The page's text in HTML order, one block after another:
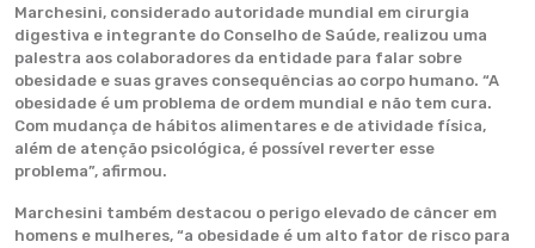
Marchesini, considerado autoridade mundial em cirurgia
digestiva e integrante do Conselho de Saúde, realizou uma
palestra aos colaboradores da entidade para falar sobre
obesidade e suas graves consequências ao corpo humano. “A
obesidade é um problema de ordem mundial e não tem cura.
Com mudança de hábitos alimentares e de atividade física,
além de atenção psicológica, é possível reverter esse
problema”, afirmou.
Marchesini também destacou o perigo elevado de câncer em
homens e mulheres, “a obesidade é um alto fator de risco para